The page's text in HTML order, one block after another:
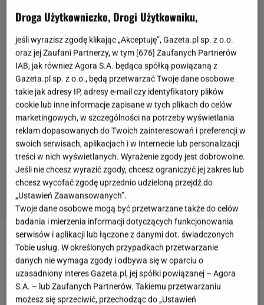
Ćwiczenia rozciągające wymagają nie lada precyzji i
skupienia, ale praktyka czyni mistrza. Najłatwiejsze i
zarazem najbezpieczniejsze jestrozciąganie mięśni
statyczne. Polega ono na powolnym, stopniowym,
Droga Użytkowniczko, Drogi Użytkowniku,
jeśli wyrazisz zgodę klikając „Akceptuję”, Gazeta.pl sp. z o.o.
oraz jej Zaufani Partnerzy, w tym [676] Zaufanych Partnerów
IAB, jak również Agora S.A. będąca spółką powiązaną z
Gazeta.pl sp. z o.o., będą przetwarzać Twoje dane osobowe
takie jak adresy IP, adresy e-mail czy identyfikatory plików
cookie lub inne informacje zapisane w tych plikach do celów
marketingowych, w szczególności na potrzeby wyświetlania
reklam dopasowanych do Twoich zainteresowań i preferencji w
swoich serwisach, aplikacjach i w Internecie lub personalizacji
treści w nich wyświetlanych. Wyrażenie zgody jest dobrowolne.
Jeśli nie chcesz wyrazić zgody, chcesz ograniczyć jej zakres lub
chcesz wycofać zgodę uprzednio udzieloną przejdź do
„Ustawień Zaawansowanych”.
Twoje dane osobowe mogą być przetwarzane także do celów
badania i mierzenia informacji dotyczących funkcjonowania
serwisów i aplikacji lub łączone z danymi dot. świadczonych
Tobie usług. W określonych przypadkach przetwarzanie
danych nie wymaga zgody i odbywa się w oparciu o
uzasadniony interes Gazeta.pl, jej spółki powiązanej – Agora
S.A. – lub Zaufanych Partnerów. Takiemu przetwarzaniu
możesz się sprzeciwić, przechodząc do „Ustawień